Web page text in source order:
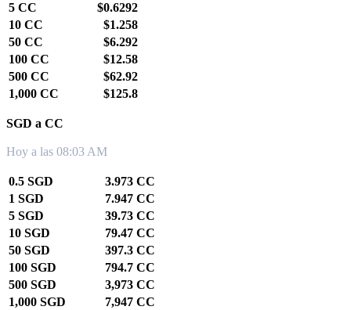
5 CC
$0.6292
10 CC
$1.258
50 CC
$6.292
100 CC
$12.58
500 CC
$62.92
1,000 CC
$125.8
SGD a CC
Hoy a las 08:03 AM
0.5 SGD
3.973 CC
1 SGD
7.947 CC
5 SGD
39.73 CC
10 SGD
79.47 CC
50 SGD
397.3 CC
100 SGD
794.7 CC
500 SGD
3,973 CC
1,000 SGD
7,947 CC